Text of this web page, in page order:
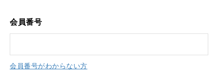
会員番号
会員番号がわからない方